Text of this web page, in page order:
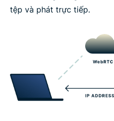
tệp và phát trực tiếp.